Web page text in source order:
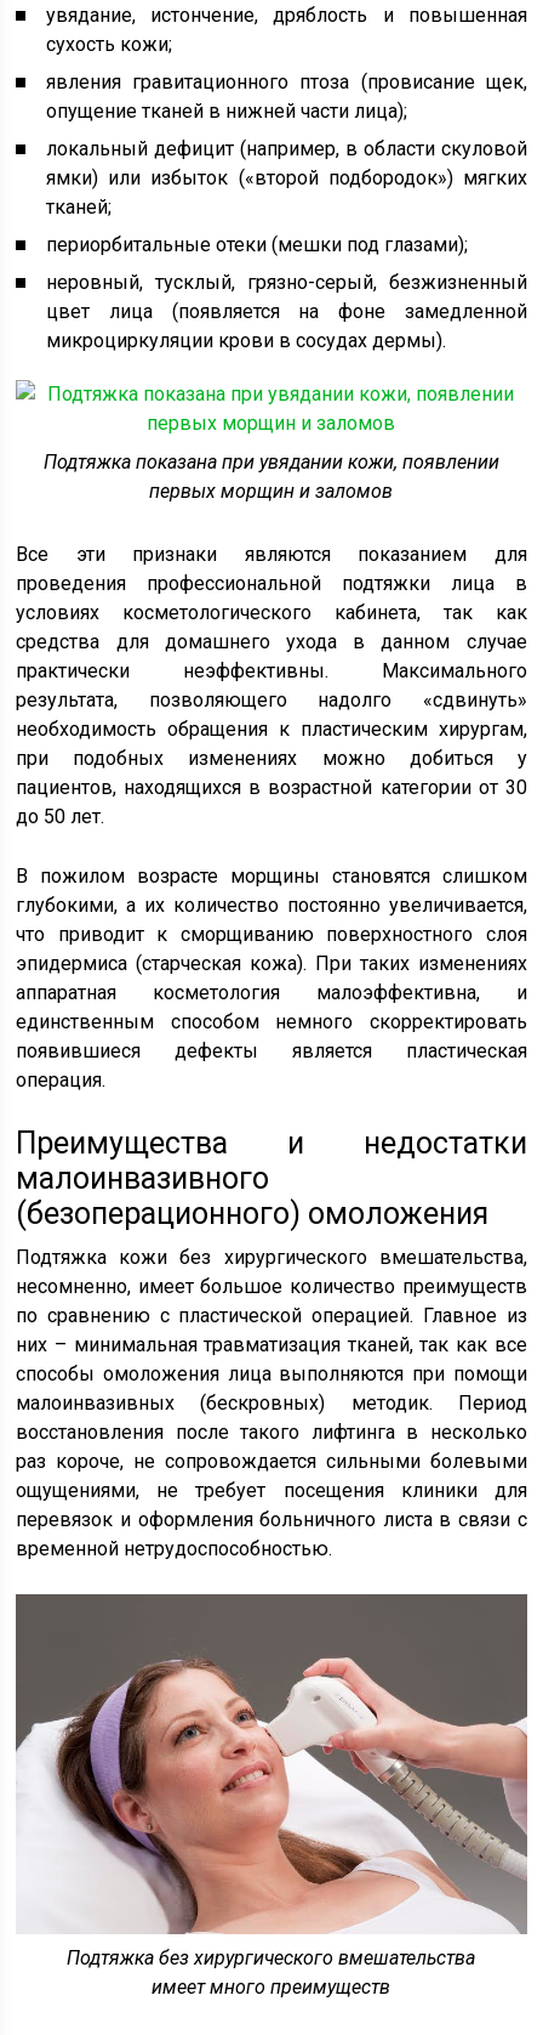
увядание, истончение, дряблость и повышенная
сухость кожи;
явления гравитационного птоза (провисание щек,
опущение тканей в нижней части лица);
локальный дефицит (например, в области скуловой
ямки) или избыток («второй подбородок») мягких
тканей;
периорбитальные отеки (мешки под глазами);
неровный, тусклый, грязно-серый, безжизненный
цвет лица (появляется на фоне замедленной
микроциркуляции крови в сосудах дермы).
Подтяжка показана при увядании кожи, появлении
первых морщин и заломов
Все эти признаки являются показанием для
проведения профессиональной подтяжки лица в
условиях косметологического кабинета, так как
средства для домашнего ухода в данном случае
практически неэффективны. Максимального
результата, позволяющего надолго «сдвинуть»
необходимость обращения к пластическим хирургам,
при подобных изменениях можно добиться у
пациентов, находящихся в возрастной категории от 30
до 50 лет.
В пожилом возрасте морщины становятся слишком
глубокими, а их количество постоянно увеличивается,
что приводит к сморщиванию поверхностного слоя
эпидермиса (старческая кожа). При таких изменениях
аппаратная косметология малоэффективна, и
единственным способом немного скорректировать
появившиеся дефекты является пластическая
операция.
Преимущества и недостатки
малоинвазивного
(безоперационного) омоложения
Подтяжка кожи без хирургического вмешательства,
несомненно, имеет большое количество преимуществ
по сравнению с пластической операцией. Главное из
них – минимальная травматизация тканей, так как все
способы омоложения лица выполняются при помощи
малоинвазивных (бескровных) методик. Период
восстановления после такого лифтинга в несколько
раз короче, не сопровождается сильными болевыми
ощущениями, не требует посещения клиники для
перевязок и оформления больничного листа в связи с
временной нетрудоспособностью.
Подтяжка без хирургического вмешательства
имеет много преимуществ